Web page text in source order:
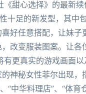
《甜心选择》的最新
十足的新发型，其中
好任意搭配，让妹
改变服装图案。让各
有更真实的游戏画面
神秘女性菲尔出现
“中华料理店”、“体育